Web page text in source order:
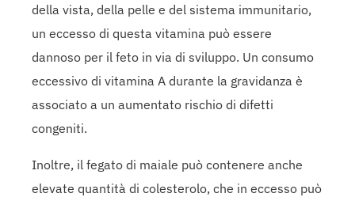
della vista, della pelle e del sistema immunitario,
un eccesso di questa vitamina può essere
dannoso per il feto in via di sviluppo. Un consumo
eccessivo di vitamina A durante la gravidanza è
associato a un aumentato rischio di difetti
congeniti.
Inoltre, il fegato di maiale può contenere anche
elevate quantità di colesterolo, che in eccesso può